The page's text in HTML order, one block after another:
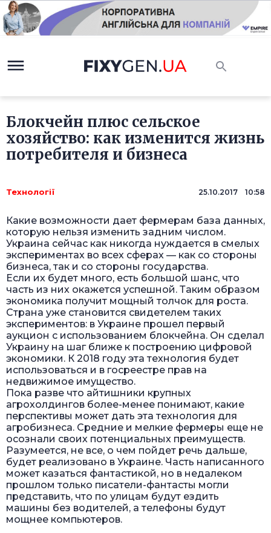
Блокчейн плюс сельское
хозяйство: как изменится жизнь
потребителя и бизнеса
Технології 25.10.2017 10:58
Какие возможности дает фермерам база данных,
которую нельзя изменить задним числом.
Украина сейчас как никогда нуждается в смелых
экспериментах во всех сферах — как со стороны
бизнеса, так и со стороны государства.
Если их будет много, есть большой шанс, что
часть из них окажется успешной. Таким образом
экономика получит мощный толчок для роста.
Страна уже становится свидетелем таких
экспериментов: в Украине прошел первый
аукцион с использованием блокчейна. Он сделал
Украину на шаг ближе к построению цифровой
экономики. К 2018 году эта технология будет
использоваться и в госреестре прав на
недвижимое имущество.
Пока разве что айтишники крупных
агрохолдингов более-менее понимают, какие
перспективы может дать эта технология для
агробизнеса. Средние и мелкие фермеры еще не
осознали своих потенциальных преимуществ.
Разумеется, не все, о чем пойдет речь дальше,
будет реализовано в Украине. Часть написанного
может казаться фантастикой, но в недалеком
прошлом только писатели-фантасты могли
представить, что по улицам будут ездить
машины без водителей, а телефоны будут
мощнее компьютеров.